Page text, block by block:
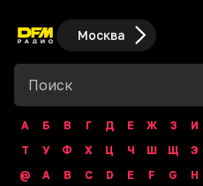
Москва
А Б В Г Д Е Ж З И
Т
У Ф Х Ц Ч Ш Щ Э
@
A B C D E F G H